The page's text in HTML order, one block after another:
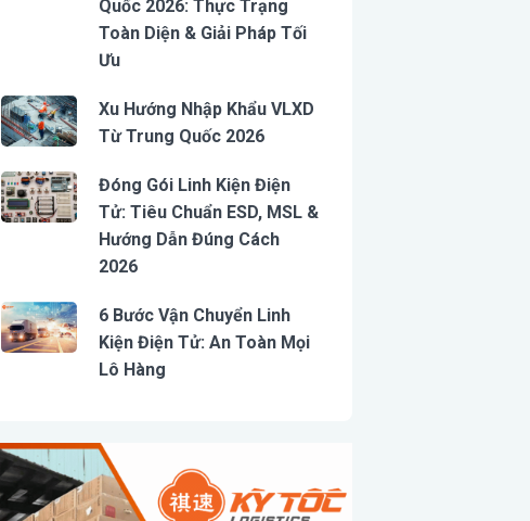
Quốc 2026: Thực Trạng
Toàn Diện & Giải Pháp Tối
Ưu
Xu Hướng Nhập Khẩu VLXD
Từ Trung Quốc 2026
Đóng Gói Linh Kiện Điện
Tử: Tiêu Chuẩn ESD, MSL &
Hướng Dẫn Đúng Cách
2026
6 Bước Vận Chuyển Linh
Kiện Điện Tử: An Toàn Mọi
Lô Hàng